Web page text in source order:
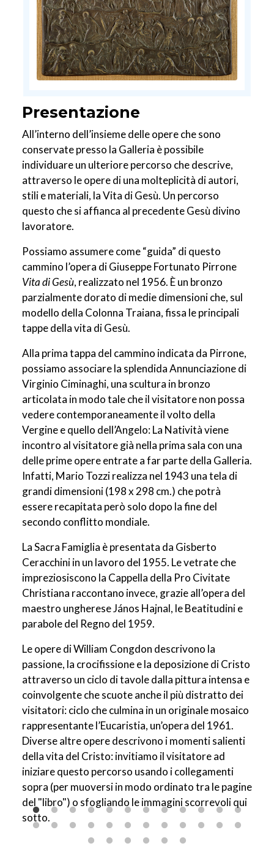
Presentazione
All’interno dell’insieme delle opere che sono
conservate presso la Galleria è possibile
individuare un ulteriore percorso che descrive,
attraverso le opere di una molteplicità di autori,
stili e materiali, la Vita di Gesù. Un percorso
questo che si affianca al precedente Gesù divino
lavoratore.
Possiamo assumere come “guida” di questo
cammino l’opera di Giuseppe Fortunato Pirrone
Vita di Gesù, realizzato nel 1956. È un bronzo
parzialmente dorato di medie dimensioni che, sul
modello della Colonna Traiana, fissa le principali
tappe della vita di Gesù.
Alla prima tappa del cammino indicata da Pirrone,
possiamo associare la splendida Annunciazione di
Virginio Ciminaghi, una scultura in bronzo
articolata in modo tale che il visitatore non possa
vedere contemporaneamente il volto della
Vergine e quello dell’Angelo: La Natività viene
incontro al visitatore già nella prima sala con una
delle prime opere entrate a far parte della Galleria.
Infatti, Mario Tozzi realizza nel 1943 una tela di
grandi dimensioni (198 x 298 cm.) che potrà
essere recapitata però solo dopo la fine del
secondo conflitto mondiale.
La Sacra Famiglia è presentata da Gisberto
Ceracchini in un lavoro del 1955. Le vetrate che
impreziosiscono la Cappella della Pro Civitate
Christiana raccontano invece, grazie all’opera del
maestro ungherese János Hajnal, le Beatitudini e
parabole del Regno del 1959.
Le opere di William Congdon descrivono la
passione, la crocifissione e la deposizione di Cristo
attraverso un ciclo di tavole dalla pittura intensa e
coinvolgente che scuote anche il più distratto dei
visitatori: ciclo che culmina in un originale mosaico
rappresentante l’Eucaristia, un’opera del 1961.
Diverse altre opere descrivono i momenti salienti
della vita del Cristo: invitiamo il visitatore ad
iniziare questo percorso usando i collegamenti
sopra (per muoversi in modo ordinato tra le pagine
del "libro") o sfogliando le immagini scorrevoli qui
sotto.